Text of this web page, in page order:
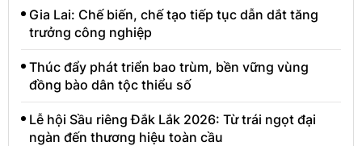
Gia Lai: Chế biến, chế tạo tiếp tục dẫn dắt tăng
trưởng công nghiệp
Thúc đẩy phát triển bao trùm, bền vững vùng
đồng bào dân tộc thiểu số
Lễ hội Sầu riêng Đắk Lắk 2026: Từ trái ngọt đại
ngàn đến thương hiệu toàn cầu